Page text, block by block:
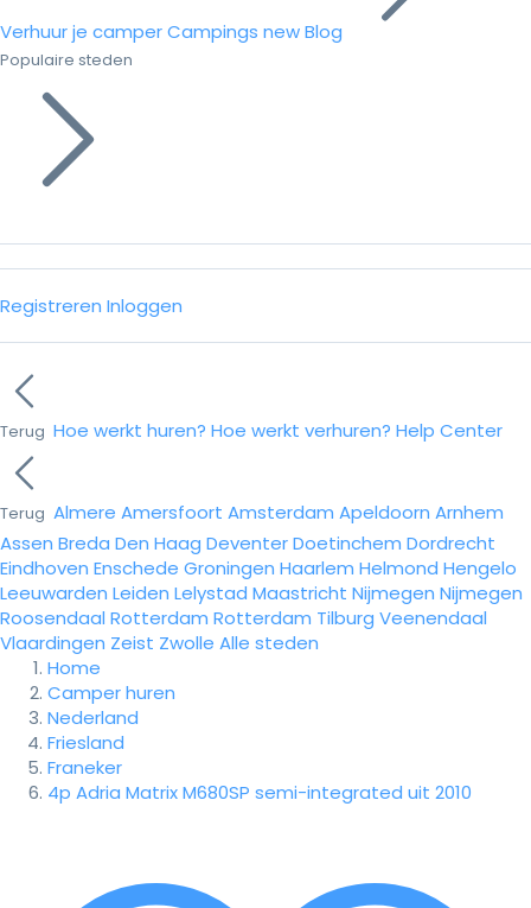
Verhuur je camperCampings newBlog
Populaire steden
Registreren Inloggen
Terug Hoe werkt huren? Hoe werkt verhuren? Help Center
Terug Almere Amersfoort Amsterdam Apeldoorn Arnhem
Assen Breda Den Haag DeventerDoetinchem Dordrecht
Eindhoven Enschede Groningen Haarlem Helmond Hengelo
Leeuwarden Leiden Lelystad Maastricht Nijmegen Nijmegen
Roosendaal Rotterdam Rotterdam Tilburg Veenendaal
Vlaardingen Zeist Zwolle Alle steden
Home
Camper huren
Nederland
Friesland
Franeker
4p Adria Matrix M680SP semi-integrated uit 2010